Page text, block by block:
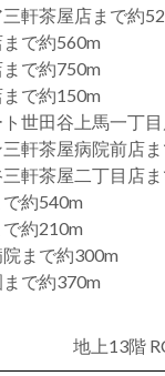
軒茶屋店まで約
で約560m
で約750m
で約150m
世田谷上馬一丁
軒茶屋病院前店
軒茶屋二丁目店
で約540m
で約210m
まで約300m
で約370m
地上13階